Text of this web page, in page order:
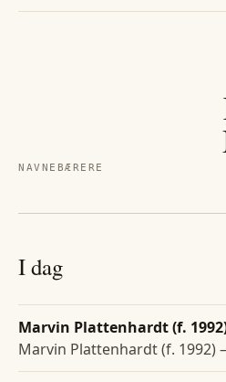
NAVNEBÆRERE
I dag
Marvin Plattenhardt (f.
Marvin Plattenhardt (f. 1992)